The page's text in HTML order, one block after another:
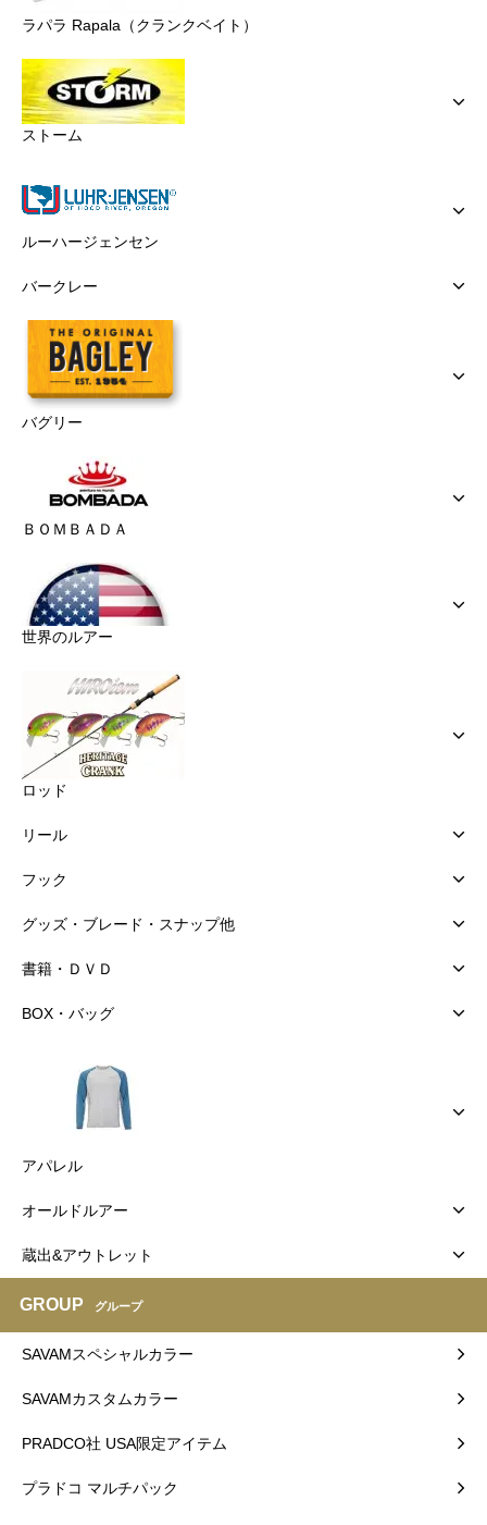
ラパラ Rapala（クランクベイト）
ストーム
ルーハージェンセン
バークレー
バグリー
ＢＯＭＢＡＤＡ
世界のルアー
ロッド
リール
フック
グッズ・ブレード・スナップ他
書籍・ＤＶＤ
BOX・バッグ
アパレル
オールドルアー
蔵出&アウトレット
GROUP グループ
SAVAMスペシャルカラー
SAVAMカスタムカラー
PRADCO社 USA限定アイテム
プラドコ マルチパック